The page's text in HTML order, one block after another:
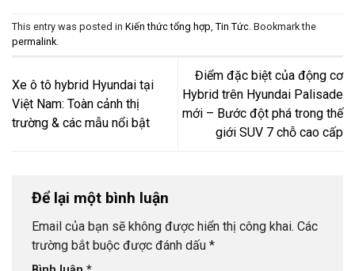
This entry was posted in Kiến thức tổng hợp, Tin Tức. Bookmark the
permalink.
Xe ô tô hybrid Hyundai tại
Việt Nam: Toàn cảnh thị
trường & các mẫu nổi bật
Điểm đặc biệt của động cơ
Hybrid trên Hyundai Palisade
mới – Bước đột phá trong thế
giới SUV 7 chỗ cao cấp
Để lại một bình luận
Email của bạn sẽ không được hiển thị công khai. Các
trường bắt buộc được đánh dấu *